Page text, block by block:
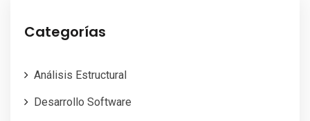
Categorías
Análisis Estructural
Desarrollo Software